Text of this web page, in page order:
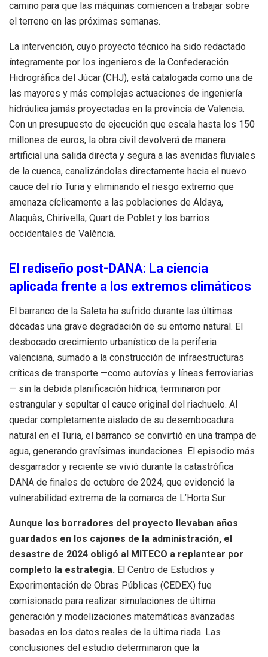
camino para que las máquinas comiencen a trabajar sobre
el terreno en las próximas semanas.
La intervención, cuyo proyecto técnico ha sido redactado
íntegramente por los ingenieros de la Confederación
Hidrográfica del Júcar (CHJ), está catalogada como una de
las mayores y más complejas actuaciones de ingeniería
hidráulica jamás proyectadas en la provincia de Valencia.
Con un presupuesto de ejecución que escala hasta los 150
millones de euros, la obra civil devolverá de manera
artificial una salida directa y segura a las avenidas fluviales
de la cuenca, canalizándolas directamente hacia el nuevo
cauce del río Turia y eliminando el riesgo extremo que
amenaza cíclicamente a las poblaciones de Aldaya,
Alaquàs, Chirivella, Quart de Poblet y los barrios
occidentales de València.
El rediseño post-DANA: La ciencia
aplicada frente a los extremos climáticos
El barranco de la Saleta ha sufrido durante las últimas
décadas una grave degradación de su entorno natural. El
desbocado crecimiento urbanístico de la periferia
valenciana, sumado a la construcción de infraestructuras
críticas de transporte —como autovías y líneas ferroviarias
— sin la debida planificación hídrica, terminaron por
estrangular y sepultar el cauce original del riachuelo. Al
quedar completamente aislado de su desembocadura
natural en el Turia, el barranco se convirtió en una trampa de
agua, generando gravísimas inundaciones. El episodio más
desgarrador y reciente se vivió durante la catastrófica
DANA de finales de octubre de 2024, que evidenció la
vulnerabilidad extrema de la comarca de L’Horta Sur.
Aunque los borradores del proyecto llevaban años
guardados en los cajones de la administración, el
desastre de 2024 obligó al MITECO a replantear por
completo la estrategia. El Centro de Estudios y
Experimentación de Obras Públicas (CEDEX) fue
comisionado para realizar simulaciones de última
generación y modelizaciones matemáticas avanzadas
basadas en los datos reales de la última riada. Las
conclusiones del estudio determinaron que la